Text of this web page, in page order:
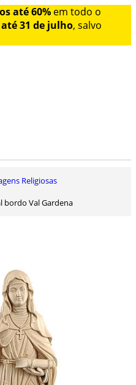
até 60% em todo o
até 31 de julho, salvo
Religiosas
bordo Val Gardena